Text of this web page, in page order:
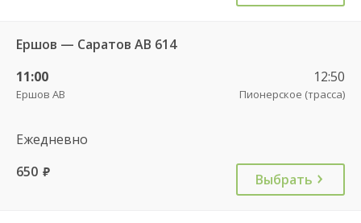
Ершов — Саратов АВ 614
11:00
Ершов АВ
12:50
Пионерское (трасса)
Ежедневно
650 руб. Выбрать